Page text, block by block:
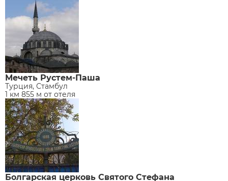
Мечеть Рустем-Паша
Турция, Стамбул
1 км 855 м от отеля
Болгарская церковь Святого Стефана